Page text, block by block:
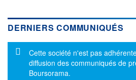
DERNIERS COMMUNIQUÉS
Message d'information
Cette société n'est pas
diffusion des communiqués de
Boursorama.